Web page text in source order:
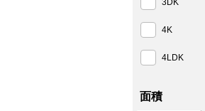
3DK
4K
4LDK
面積